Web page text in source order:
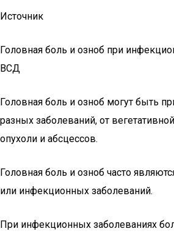
Источник
Головная боль и озноб при
ВСД
Головная боль и озноб могут быть
разных заболеваний, от
опухоли и абсцессов.
Головная боль и озноб часто
или инфекционных заболеваний.
При инфекционных заболеваниях